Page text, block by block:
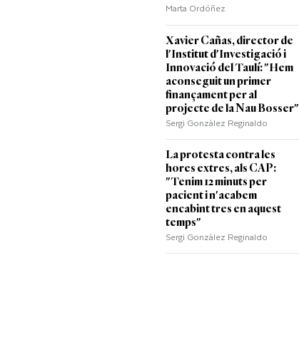
Marta Ordóñez
Xavier Cañas, director de
l'Institut d'Investigació i
Innovació del Taulí: "Hem
aconseguit un primer
finançament per al
projecte de la Nau Bosser"
Sergi Gonzàlez Reginaldo
La protesta contra les
hores extres, als CAP:
"Tenim 12 minuts per
pacient i n'acabem
encabint tres en aquest
temps"
Sergi Gonzàlez Reginaldo